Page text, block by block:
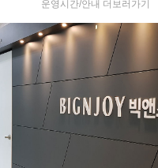
운영시간/안내 더보러가기